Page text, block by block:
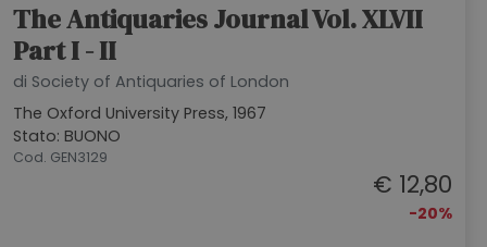
The Antiquaries Journal Vol. XLVII
Part I - II
di Society of Antiquaries of London
The Oxford University Press, 1967
Stato: BUONO
Cod. GEN3129
€ 12,80
-20%